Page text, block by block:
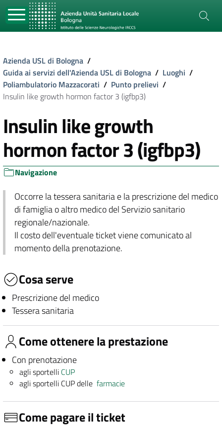
Azienda USL di Bologna /
Guida ai servizi dell'Azienda USL di Bologna / Luoghi /
Poliambulatorio Mazzacorati / Punto prelievi /
Insulin like growth hormon factor 3 (igfbp3)
Insulin like growth
hormon factor 3 (igfbp3)
Navigazione
Occorre la tessera sanitaria e la prescrizione del medico
di famiglia o altro medico del Servizio sanitario
regionale/nazionale.
Il costo dell'eventuale ticket viene comunicato al
momento della prenotazione.
Cosa serve
Prescrizione del medico
Tessera sanitaria
Come ottenere la prestazione
Con prenotazione
agli sportelli CUP
agli sportelli CUP dellefarmacie
Come pagare il ticket